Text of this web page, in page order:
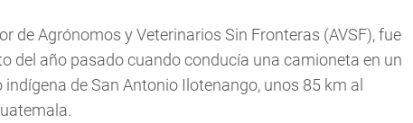
de Agrónomos y Veterinarios Sin Fronteras (AVSF), fue
del año pasado cuando conducía una camioneta en un
de San Antonio Ilotenango, unos 85 km al